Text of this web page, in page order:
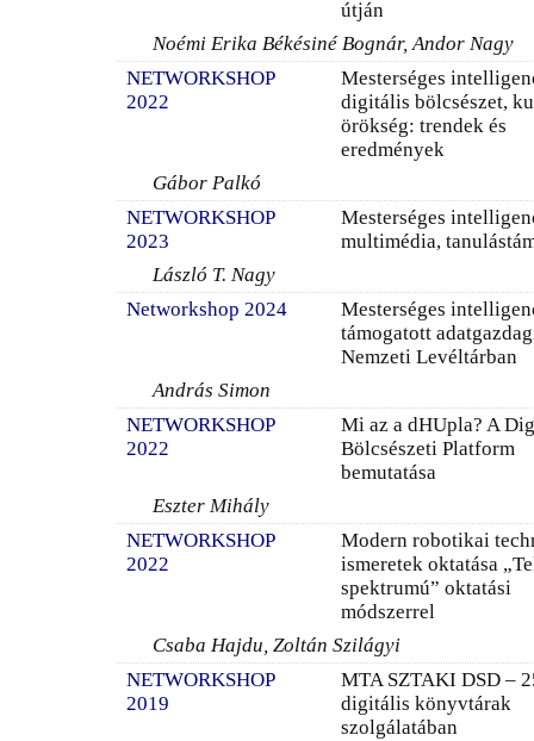
útján
Noémi Erika Békésiné Bognár, Andor Nagy
NETWORKSHOP
2022
Mesterséges
digitális bölcsészet,
örökség: trendek és
eredmények
Gábor Palkó
NETWORKSHOP
2023
Mesterséges
multimédia,
László T. Nagy
Networkshop 2024
Mesterséges
támogatott
Nemzeti Levéltárban
András Simon
NETWORKSHOP
2022
Mi az a dHUpla? A
Bölcsészeti Platform
bemutatása
Eszter Mihály
NETWORKSHOP
2022
Modern robotikai
ismeretek oktatása
spektrumú” oktatási
módszerrel
Csaba Hajdu, Zoltán Szilágyi
NETWORKSHOP
2019
MTA SZTAKI DSD –
digitális könyvtárak
szolgálatában